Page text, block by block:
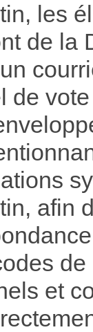
les
de la
de
afin
et